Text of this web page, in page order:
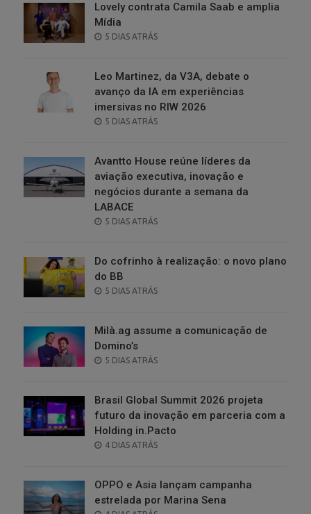
Lovely contrata Camila Saab e amplia
Mídia
POSTED
5 DIAS ATRÁS
Leo Martinez, da V3A, debate o
avanço da IA em experiências
imersivas no RIW 2026
POSTED
5 DIAS ATRÁS
Avantto House reúne líderes da
aviação executiva, inovação e
negócios durante a semana da
LABACE
POSTED
5 DIAS ATRÁS
Do cofrinho à realização: o novo plano
do BB
POSTED
5 DIAS ATRÁS
Milà.ag assume a comunicação de
Domino’s
POSTED
5 DIAS ATRÁS
Brasil Global Summit 2026 projeta
futuro da inovação em parceria com a
Holding in.Pacto
POSTED
4 DIAS ATRÁS
OPPO e Asia lançam campanha
estrelada por Marina Sena